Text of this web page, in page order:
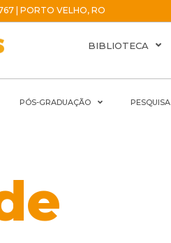
| PORTO VELHO, RO
BIBLIOTECA
PÓS-GRADUAÇÃO PESQUISA